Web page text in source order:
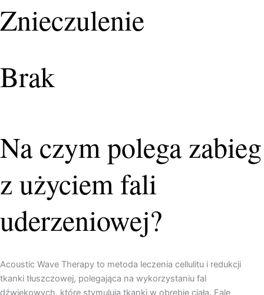
Znieczulenie
Brak
Na czym polega zabieg
z użyciem fali
uderzeniowej?
Acoustic Wave Therapy to metoda leczenia cellulitu i redukcji
tkanki tłuszczowej, polegająca na wykorzystaniu fal
dźwiękowych, które stymulują tkanki w obrębie ciała. Fale